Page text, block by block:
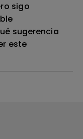
sigo
sugerencia
este